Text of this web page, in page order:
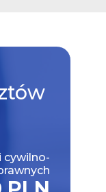
cywilno-